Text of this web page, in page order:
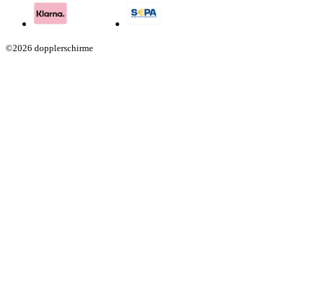
©2026 dopplerschirme